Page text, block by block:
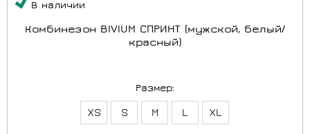
В наличии
Комбинезон BIVIUM СПРИНТ (мужской, белый/
красный)
Размер:
XS S M L XL